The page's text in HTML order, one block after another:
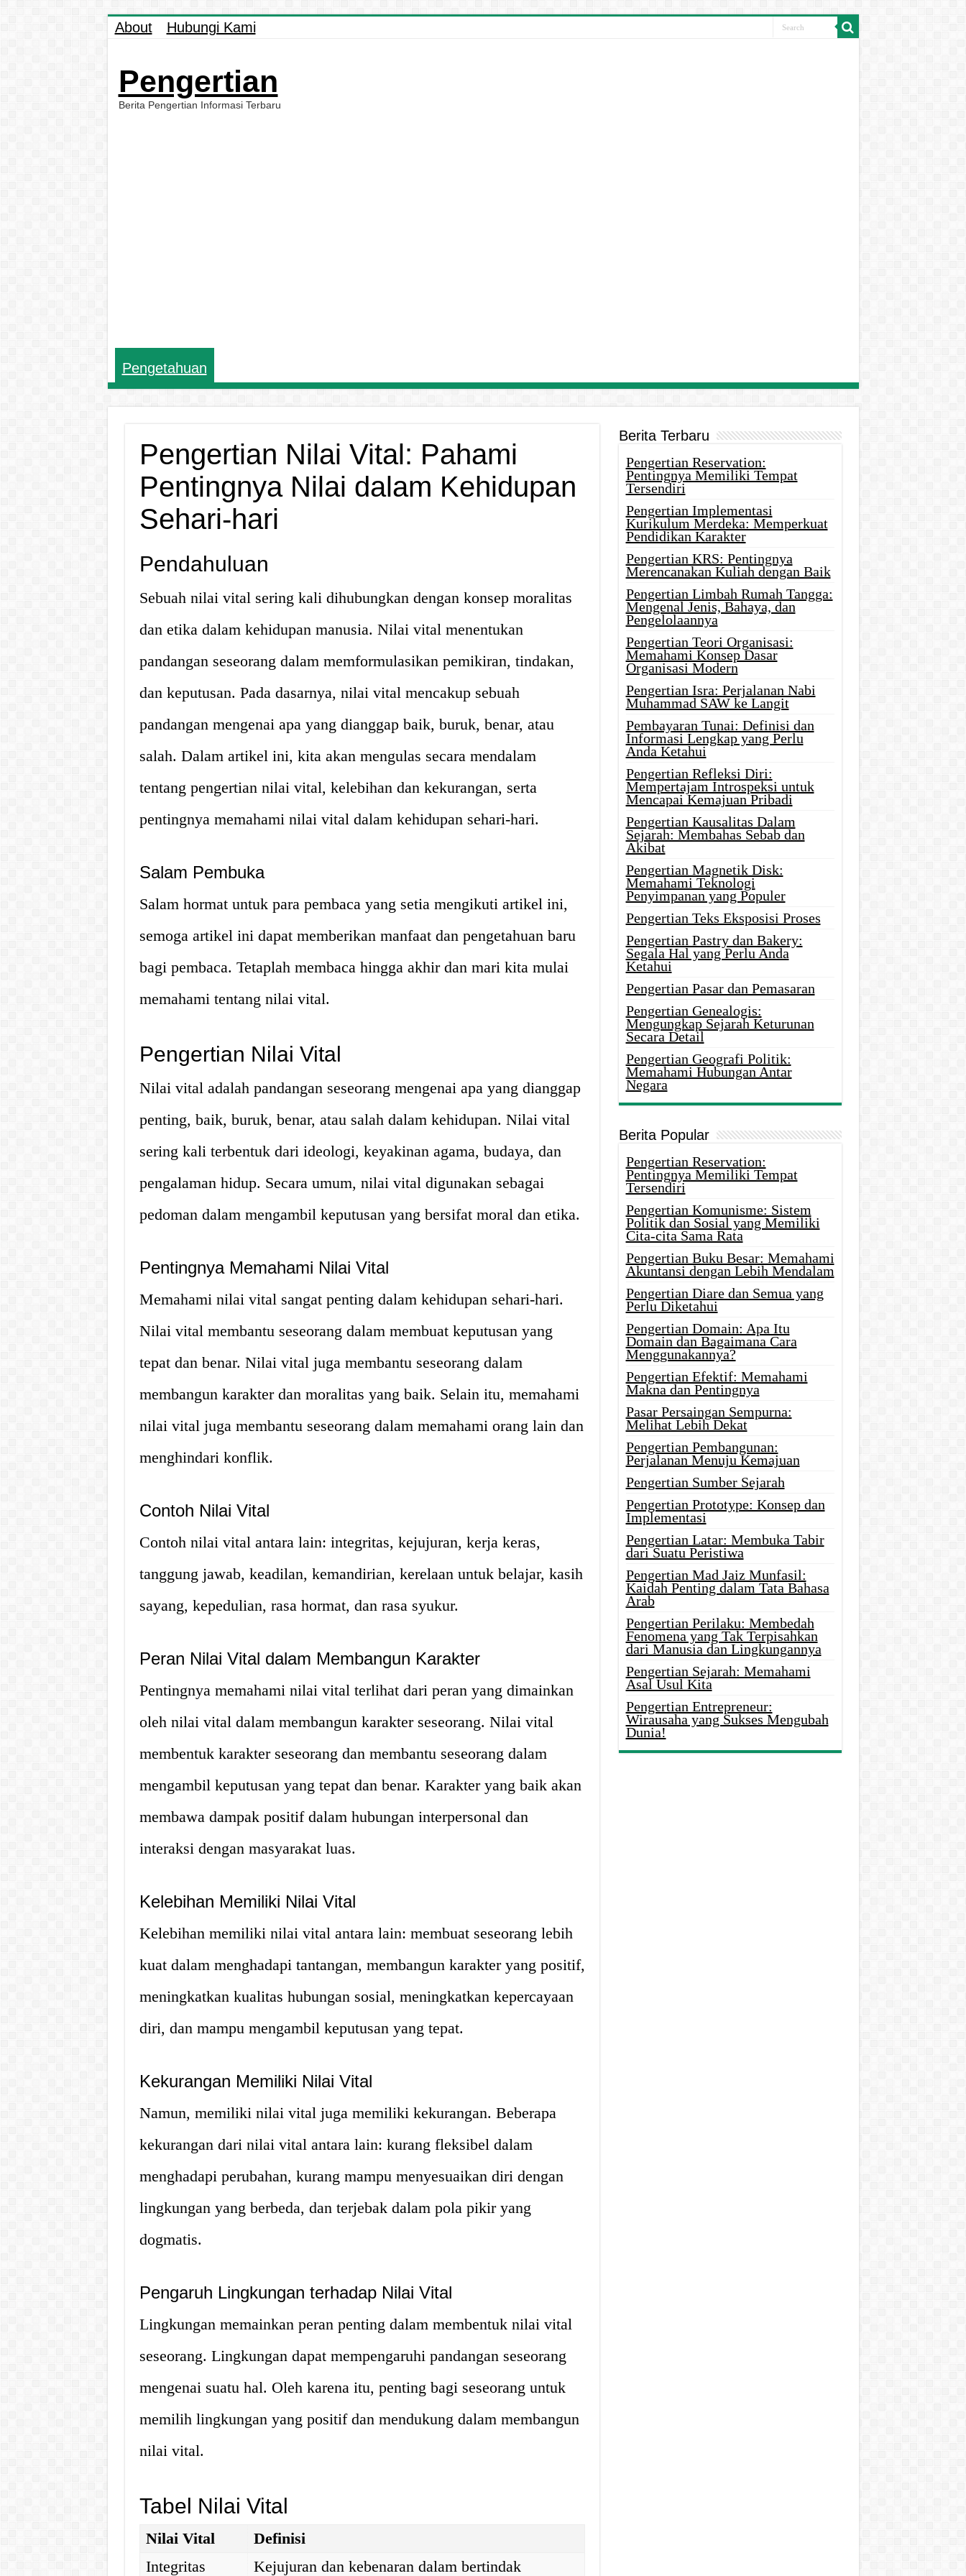
About Hubungi Kami
Pengertian
Berita Pengertian Informasi Terbaru
Pengetahuan
Pengertian Nilai Vital: Pahami
Pentingnya Nilai dalam Kehidupan
Sehari-hari
Pendahuluan
Sebuah nilai vital sering kali dihubungkan dengan konsep moralitas
dan etika dalam kehidupan manusia. Nilai vital menentukan
pandangan seseorang dalam memformulasikan pemikiran, tindakan,
dan keputusan. Pada dasarnya, nilai vital mencakup sebuah
pandangan mengenai apa yang dianggap baik, buruk, benar, atau
salah. Dalam artikel ini, kita akan mengulas secara mendalam
tentang pengertian nilai vital, kelebihan dan kekurangan, serta
pentingnya memahami nilai vital dalam kehidupan sehari-hari.
Salam Pembuka
Salam hormat untuk para pembaca yang setia mengikuti artikel ini,
semoga artikel ini dapat memberikan manfaat dan pengetahuan baru
bagi pembaca. Tetaplah membaca hingga akhir dan mari kita mulai
memahami tentang nilai vital.
Pengertian Nilai Vital
Nilai vital adalah pandangan seseorang mengenai apa yang dianggap
penting, baik, buruk, benar, atau salah dalam kehidupan. Nilai vital
sering kali terbentuk dari ideologi, keyakinan agama, budaya, dan
pengalaman hidup. Secara umum, nilai vital digunakan sebagai
pedoman dalam mengambil keputusan yang bersifat moral dan etika.
Pentingnya Memahami Nilai Vital
Memahami nilai vital sangat penting dalam kehidupan sehari-hari.
Nilai vital membantu seseorang dalam membuat keputusan yang
tepat dan benar. Nilai vital juga membantu seseorang dalam
membangun karakter dan moralitas yang baik. Selain itu, memahami
nilai vital juga membantu seseorang dalam memahami orang lain dan
menghindari konflik.
Contoh Nilai Vital
Contoh nilai vital antara lain: integritas, kejujuran, kerja keras,
tanggung jawab, keadilan, kemandirian, kerelaan untuk belajar, kasih
sayang, kepedulian, rasa hormat, dan rasa syukur.
Peran Nilai Vital dalam Membangun Karakter
Pentingnya memahami nilai vital terlihat dari peran yang dimainkan
oleh nilai vital dalam membangun karakter seseorang. Nilai vital
membentuk karakter seseorang dan membantu seseorang dalam
mengambil keputusan yang tepat dan benar. Karakter yang baik akan
membawa dampak positif dalam hubungan interpersonal dan
interaksi dengan masyarakat luas.
Kelebihan Memiliki Nilai Vital
Kelebihan memiliki nilai vital antara lain: membuat seseorang lebih
kuat dalam menghadapi tantangan, membangun karakter yang positif,
meningkatkan kualitas hubungan sosial, meningkatkan kepercayaan
diri, dan mampu mengambil keputusan yang tepat.
Kekurangan Memiliki Nilai Vital
Namun, memiliki nilai vital juga memiliki kekurangan. Beberapa
kekurangan dari nilai vital antara lain: kurang fleksibel dalam
menghadapi perubahan, kurang mampu menyesuaikan diri dengan
lingkungan yang berbeda, dan terjebak dalam pola pikir yang
dogmatis.
Pengaruh Lingkungan terhadap Nilai Vital
Lingkungan memainkan peran penting dalam membentuk nilai vital
seseorang. Lingkungan dapat mempengaruhi pandangan seseorang
mengenai suatu hal. Oleh karena itu, penting bagi seseorang untuk
memilih lingkungan yang positif dan mendukung dalam membangun
nilai vital.
Tabel Nilai Vital
Nilai Vital
Definisi
Integritas
Kejujuran dan kebenaran dalam bertindak
Berita Terbaru
Pengertian Reservation:
Pentingnya Memiliki Tempat
Tersendiri
Pengertian Implementasi
Kurikulum Merdeka: Memperkuat
Pendidikan Karakter
Pengertian KRS: Pentingnya
Merencanakan Kuliah dengan Baik
Pengertian Limbah Rumah Tangga:
Mengenal Jenis, Bahaya, dan
Pengelolaannya
Pengertian Teori Organisasi:
Memahami Konsep Dasar
Organisasi Modern
Pengertian Isra: Perjalanan Nabi
Muhammad SAW ke Langit
Pembayaran Tunai: Definisi dan
Informasi Lengkap yang Perlu
Anda Ketahui
Pengertian Refleksi Diri:
Mempertajam Introspeksi untuk
Mencapai Kemajuan Pribadi
Pengertian Kausalitas Dalam
Sejarah: Membahas Sebab dan
Akibat
Pengertian Magnetik Disk:
Memahami Teknologi
Penyimpanan yang Populer
Pengertian Teks Eksposisi Proses
Pengertian Pastry dan Bakery:
Segala Hal yang Perlu Anda
Ketahui
Pengertian Pasar dan Pemasaran
Pengertian Genealogis:
Mengungkap Sejarah Keturunan
Secara Detail
Pengertian Geografi Politik:
Memahami Hubungan Antar
Negara
Berita Popular
Pengertian Reservation:
Pentingnya Memiliki Tempat
Tersendiri
Pengertian Komunisme: Sistem
Politik dan Sosial yang Memiliki
Cita-cita Sama Rata
Pengertian Buku Besar: Memahami
Akuntansi dengan Lebih Mendalam
Pengertian Diare dan Semua yang
Perlu Diketahui
Pengertian Domain: Apa Itu
Domain dan Bagaimana Cara
Menggunakannya?
Pengertian Efektif: Memahami
Makna dan Pentingnya
Pasar Persaingan Sempurna:
Melihat Lebih Dekat
Pengertian Pembangunan:
Perjalanan Menuju Kemajuan
Pengertian Sumber Sejarah
Pengertian Prototype: Konsep dan
Implementasi
Pengertian Latar: Membuka Tabir
dari Suatu Peristiwa
Pengertian Mad Jaiz Munfasil:
Kaidah Penting dalam Tata Bahasa
Arab
Pengertian Perilaku: Membedah
Fenomena yang Tak Terpisahkan
dari Manusia dan Lingkungannya
Pengertian Sejarah: Memahami
Asal Usul Kita
Pengertian Entrepreneur:
Wirausaha yang Sukses Mengubah
Dunia!